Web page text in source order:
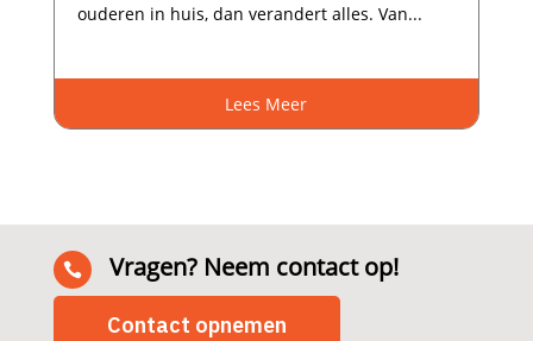
ouderen in huis, dan verandert alles.​ Van...
Lees Meer
 Vragen? Neem contact op!
Contact opnemen